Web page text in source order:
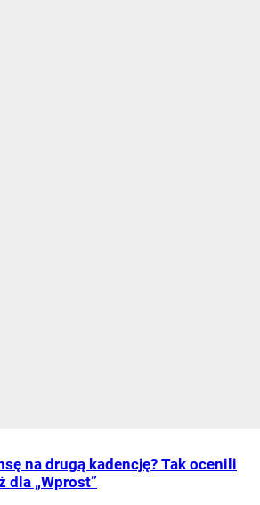
na drugą kadencję? Tak ocenili
dla „Wprost”